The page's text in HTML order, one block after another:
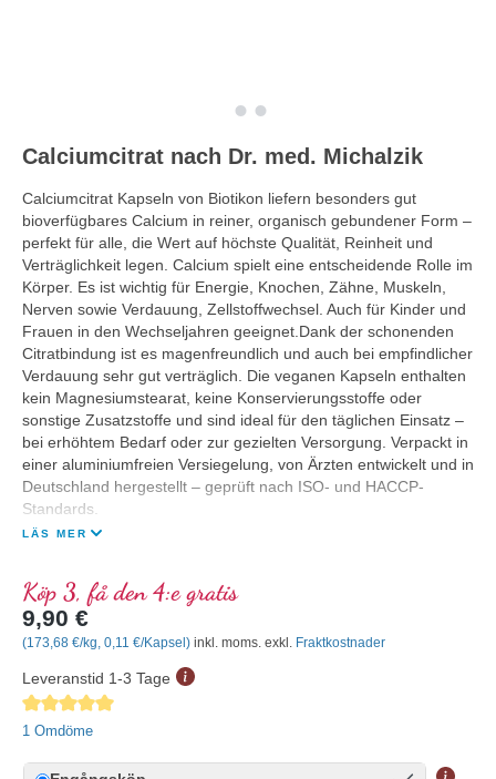
Calciumcitrat nach Dr. med. Michalzik
Calciumcitrat Kapseln von Biotikon liefern besonders gut
bioverfügbares Calcium in reiner, organisch gebundener Form –
perfekt für alle, die Wert auf höchste Qualität, Reinheit und
Verträglichkeit legen. Calcium spielt eine entscheidende Rolle im
Körper. Es ist wichtig für Energie, Knochen, Zähne, Muskeln,
Nerven sowie Verdauung, Zellstoffwechsel. Auch für Kinder und
Frauen in den Wechseljahren geeignet.Dank der schonenden
Citratbindung ist es magenfreundlich und auch bei empfindlicher
Verdauung sehr gut verträglich. Die veganen Kapseln enthalten
kein Magnesiumstearat, keine Konservierungsstoffe oder
sonstige Zusatzstoffe und sind ideal für den täglichen Einsatz –
bei erhöhtem Bedarf oder zur gezielten Versorgung. Verpackt in
einer aluminiumfreien Versiegelung, von Ärzten entwickelt und in
Deutschland hergestellt – geprüft nach ISO- und HACCP-
Standards.
LÄS MER
Köp 3, få den 4:e gratis
9,90 €
(173,68 €/kg, 0,11 €/Kapsel) inkl. moms. exkl. Fraktkostnader
Leveranstid 1-3 Tage
Genomsnittligt betyg på 5 av 5 stjärnor
1 Omdöme